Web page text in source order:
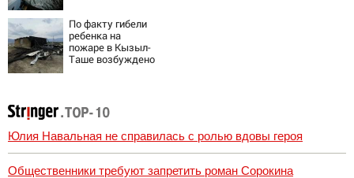
По факту гибели
ребенка на
пожаре в Кызыл-
Таше возбуждено
Юлия Навальная не справилась с ролью вдовы героя
Общественники требуют запретить роман Сорокина